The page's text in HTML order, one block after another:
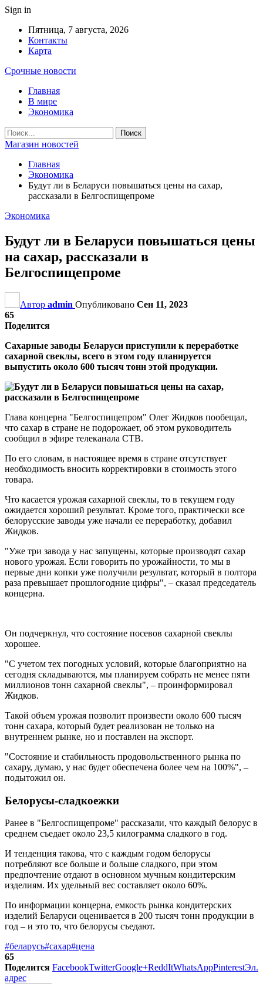
Sign in
Пятница, 7 августа, 2026
Контакты
Карта
Срочные новости
Главная
В мире
Экономика
Магазин новостей
Главная
Экономика
Будут ли в Беларуси повышаться цены на сахар,
рассказали в Белгоспищепроме
Экономика
Будут ли в Беларуси повышаться цены
на сахар, рассказали в
Белгоспищепроме
Автор admin Опубликовано Сен 11, 2023
65
Поделится
Сахарные заводы Беларуси приступили к переработке
сахарной свеклы, всего в этом году планируется
выпустить около 600 тысяч тонн этой продукции.
Глава концерна "Белгоспищепром" Олег Жидков пообещал,
что сахар в стране не подорожает, об этом руководитель
сообщил в эфире телеканала СТВ.
По его словам, в настоящее время в стране отсутствует
необходимость вносить корректировки в стоимость этого
товара.
Что касается урожая сахарной свеклы, то в текущем году
ожидается хороший результат. Кроме того, практически все
белорусские заводы уже начали ее переработку, добавил
Жидков.
"Уже три завода у нас запущены, которые производят сахар
нового урожая. Если говорить по урожайности, то мы в
первые дни копки уже получили результат, который в полтора
раза превышает прошлогодние цифры", – сказал председатель
концерна.
Он подчеркнул, что состояние посевов сахарной свеклы
хорошее.
"С учетом тех погодных условий, которые благоприятно на
сегодня складываются, мы планируем собрать не менее пяти
миллионов тонн сахарной свеклы", – проинформировал
Жидков.
Такой объем урожая позволит произвести около 600 тысяч
тонн сахара, который будет реализован не только на
внутреннем рынке, но и поставлен на экспорт.
"Состояние и стабильность продовольственного рынка по
сахару, думаю, у нас будет обеспечена более чем на 100%", –
подытожил он.
Белорусы-сладкоежки
Ранее в "Белгоспищепроме" рассказали, что каждый белорус в
среднем съедает около 23,5 килограмма сладкого в год.
И тенденция такова, что с каждым годом белорусы
потребляют все больше и больше сладкого, при этом
предпочтение отдают в основном мучным кондитерским
изделиям. Их удельный вес составляет около 60%.
По информации концерна, емкость рынка кондитерских
изделий Беларуси оценивается в 200 тысяч тонн продукции в
год – и это то, что белорусы съедают.
#беларусь#сахар#цена
65
Поделится FacebookTwitterGoogle+ReddItWhatsAppPinterestЭл.
адрес